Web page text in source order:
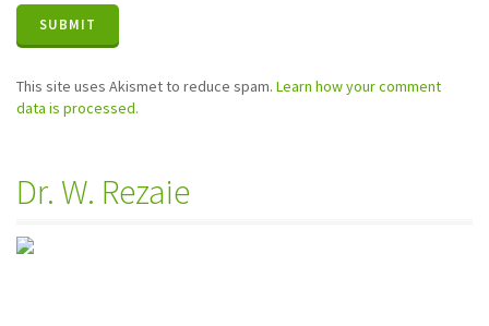
This site uses Akismet to reduce spam. Learn how your comment
data is processed.
Dr. W. Rezaie